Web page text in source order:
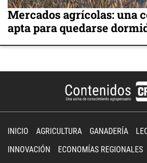
Mercados agrícolas: una
apta para quedarse
INICIO AGRICULTURA GANADERÍA
INNOVACIÓN
ECONOMÍAS REGIONALES